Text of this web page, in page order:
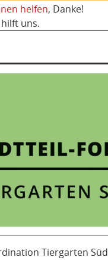
helfen, Danke!
uns.
Tiergarten Süd